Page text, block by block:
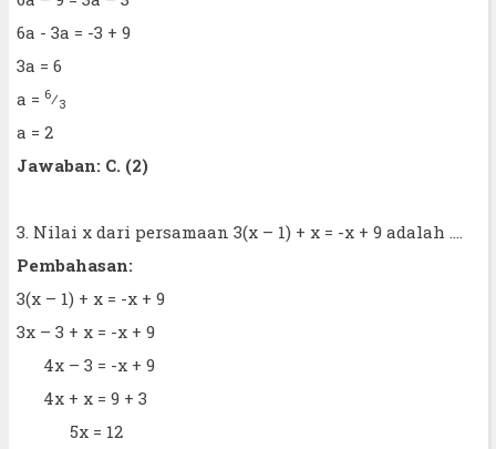
6a - 3a = -3 + 9
3a = 6
a = 6⁄3
a = 2
Jawaban: C. (2)
3. Nilai x dari persamaan 3(x – 1) + x = -x + 9 adalah ....
Pembahasan:
3(x – 1) + x = -x + 9
3x – 3 + x = -x + 9
4x – 3 = -x + 9
4x + x = 9 + 3
5x = 12